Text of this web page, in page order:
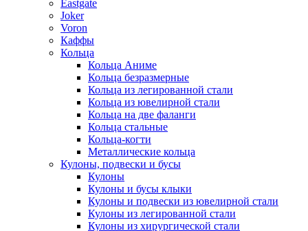
Eastgate
Joker
Voron
Каффы
Кольца
Кольца Аниме
Кольца безразмерные
Кольца из легированной стали
Кольца из ювелирной стали
Кольца на две фаланги
Кольца стальные
Кольца-когти
Металлические кольца
Кулоны, подвески и бусы
Кулоны
Кулоны и бусы клыки
Кулоны и подвески из ювелирной стали
Кулоны из легированной стали
Кулоны из хирургической стали